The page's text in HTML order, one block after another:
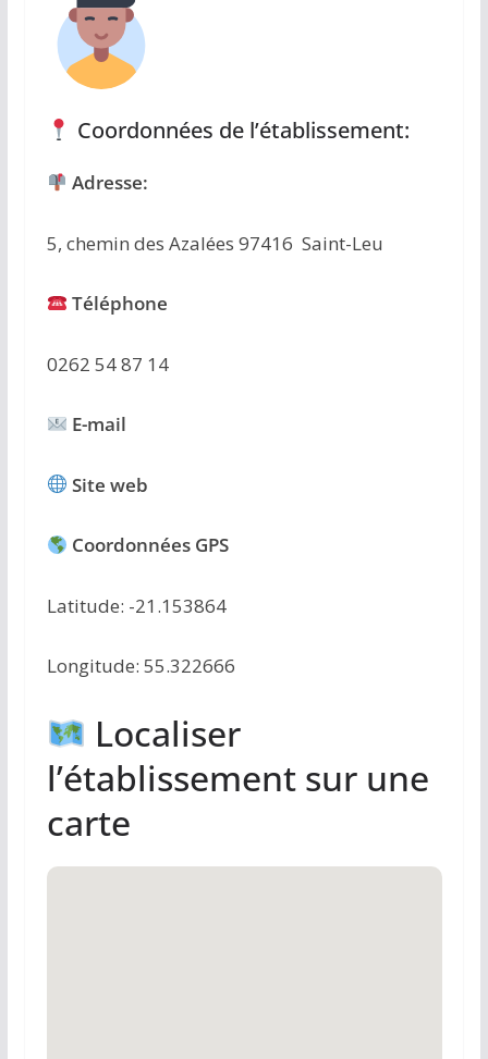
Coordonnées de l’établissement:
Adresse:
5, chemin des Azalées 97416 Saint-Leu
Téléphone
0262 54 87 14
E-mail
Site web
Coordonnées GPS
Latitude: -21.153864
Longitude: 55.322666
Localiser
l’établissement sur une
carte